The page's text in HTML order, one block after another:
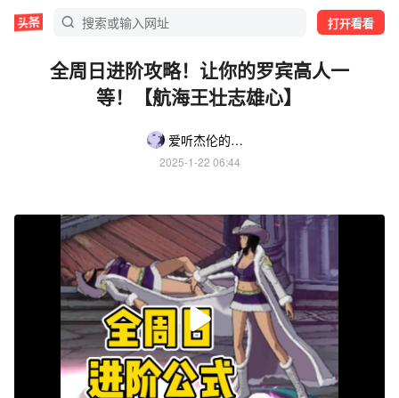
打开看看
全周日进阶攻略！让你的罗宾高人一
等！【航海王壮志雄心】
爱听杰伦的春水
2025-1-22 06:44